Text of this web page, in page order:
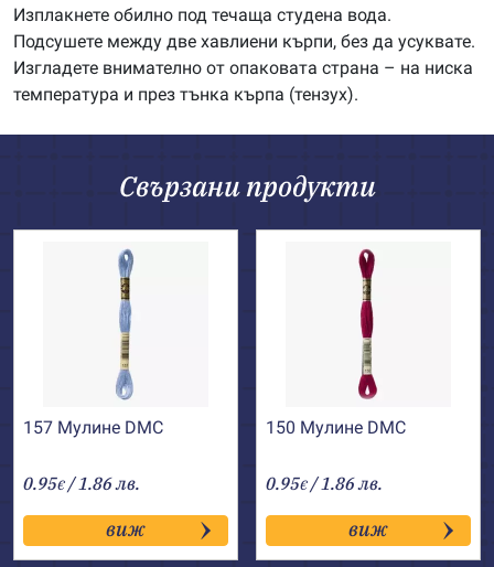
Изплакнете обилно под течаща студена вода.
Подсушете между две хавлиени кърпи, без да усуквате.
Изгладете внимателно от опаковата страна – на ниска
температура и през тънка кърпа (тензух).
Свързани продукти
157 Мулине DMC
0.95€ / 1.86 лв.
виж
150 Мулине DMC
0.95€ / 1.86 лв.
виж